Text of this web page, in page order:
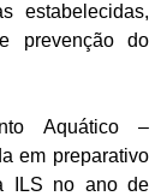
estabelecidas,
prevenção do
Aquático –
em preparativo
ILS no ano de